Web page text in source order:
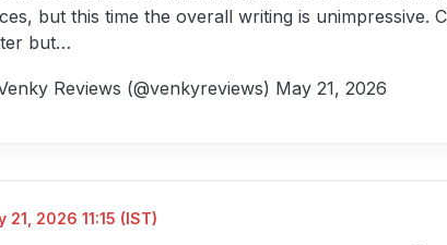
but this time the overall writing is unimpressive.
but…
Reviews (@venkyreviews) May 21, 2026
21, 2026 11:15 (IST)